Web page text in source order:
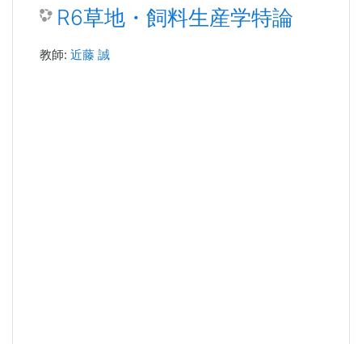
R6草地・飼料生産学特論
教師: 近藤 誠